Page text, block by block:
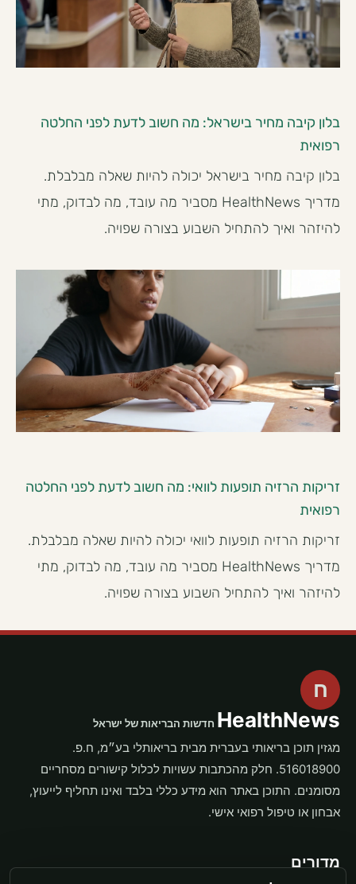
בלון קיבה מחיר בישראל: מה חשוב לדעת לפני החלטה
רפואית
בלון קיבה מחיר בישראל יכולה להיות שאלה מבלבלת.
מדריך HealthNews מסביר מה עובד, מה לבדוק, מתי
להיזהר ואיך להתחיל השבוע בצורה שפויה.
זריקות הרזיה תופעות לוואי: מה חשוב לדעת לפני החלטה
רפואית
זריקות הרזיה תופעות לוואי יכולה להיות שאלה מבלבלת.
מדריך HealthNews מסביר מה עובד, מה לבדוק, מתי
להיזהר ואיך להתחיל השבוע בצורה שפויה.
ח
HealthNews חדשות הבריאות של ישראל
מגזין תוכן בריאותי בעברית מבית בריאותלי בע״מ, ח.פ.
516018900. חלק מהכתבות עשויות לכלול קישורים מסחריים
מסומנים. התוכן באתר הוא מידע כללי בלבד ואינו תחליף לייעוץ,
אבחון או טיפול רפואי אישי.
מדורים